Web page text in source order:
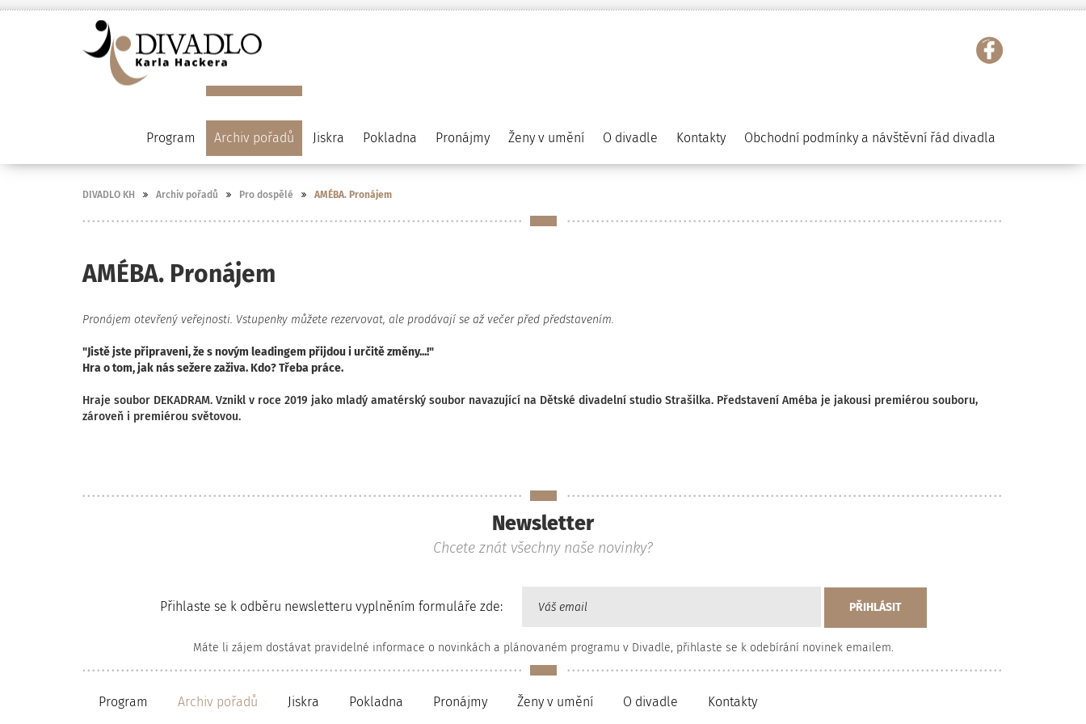
Program Archiv pořadů Jiskra Pokladna Pronájmy Ženy v umění O divadle Kontakty Obchodní podmínky a návštěvní řád divadla
DIVADLO KH Archiv pořadů Pro dospělé AMÉBA. Pronájem
AMÉBA. Pronájem
Pronájem otevřený veřejnosti. Vstupenky můžete rezervovat, ale prodávají se až večer před představením.
"Jistě jste připraveni, že s novým leadingem přijdou i určitě změny...!"
Hra o tom, jak nás sežere zaživa. Kdo? Třeba práce.
Hraje soubor DEKADRAM. Vznikl v roce 2019 jako mladý amatérský soubor navazující na Dětské divadelní studio Strašilka. Představení Améba je jakousi premiérou souboru,
zároveň i premiérou světovou.
Newsletter
Chcete znát všechny naše novinky?
Přihlaste se k odběru newsletteru vyplněním formuláře zde:
Máte li zájem dostávat pravidelné informace o novinkách a plánovaném programu v Divadle, přihlaste se k odebírání novinek emailem.
Program Archiv pořadů Jiskra Pokladna Pronájmy Ženy v umění O divadle Kontakty